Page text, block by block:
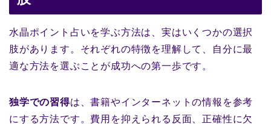
水晶ポイント占いを学ぶ方法は、実はいくつかの選択
肢があります。それぞれの特徴を理解して、自分に最
適な方法を選ぶことが成功への第一歩です。
独学での習得は、書籍やインターネットの情報を参考
にする方法です。費用を抑えられる反面、正確性に欠